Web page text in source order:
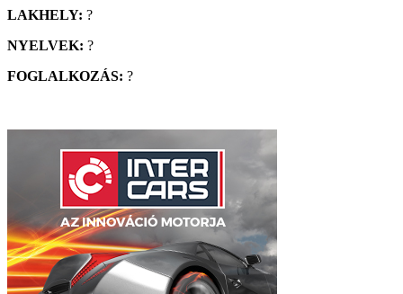
LAKHELY: ?
NYELVEK: ?
FOGLALKOZÁS: ?